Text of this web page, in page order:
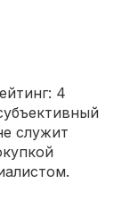
4
служит